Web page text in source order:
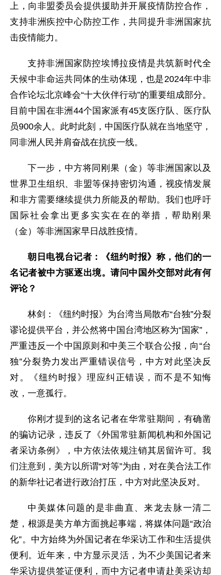
上，向非盟委员会提供援助并开展疫情防控合作，
支持非洲疾控中心防控工作，共同提升非洲国家抗
击疫情能力。
支持非洲国家防控埃博拉疫情是共筑新时代全
天候中非命运共同体的生动体现，也是2024年中非
合作论坛北京峰会“十大伙伴行动”的重要组成部分。
目前中国在非洲44个国家派有45支医疗队、医疗队
员900余人。此时此刻，中国医疗队就在当地坚守，
同非洲人民并肩奋战在抗疫一线。
下一步，中方将同刚果（金）等非洲国家以及
世界卫生组织、非盟等保持密切沟通，视疫情发展
和非方需要继续提供力所能及的帮助。我们也呼吁
国际社会拿出更多实实在在的举措，帮助刚果
（金）等非洲国家早日战胜疫情。
朝日电视台记者：《纽约时报》称，他们的一
名记者被中方驱逐出境。请问中国外交部对此有何
评论？
林剑：《纽约时报》为台湾当局散布“台独”分裂
谬论提供平台，并公然将中国台湾地区称为“国家”，
严重违反一个中国原则和中美三个联合公报，向“台
独”分裂势力发出严重错误信号，中方对此坚决反
对。《纽约时报》理应纠正错误，而不是不知悔
改，一意孤行。
你刚才提到的这名记者在华常驻期间，有确凿
的骗访记录，违反了《外国常驻新闻机构和外国记
者采访条例》，中方依法依规注销其居留许可。我
们注意到，美方以所谓“对等”为由，对在美合法工作
的新华社记者进行政治打压，中方对此坚决反对。
中美媒体问题的是非曲直、来龙去脉一清二
楚，根源是美方单方面挑起事端，将媒体问题“政治
化”。中方始终为外国记者在华采访工作和生活提供
便利。近年来，中方显示灵活，为不少美国记者来
华采访提供签证便利，而中方记者申请赴美采访却